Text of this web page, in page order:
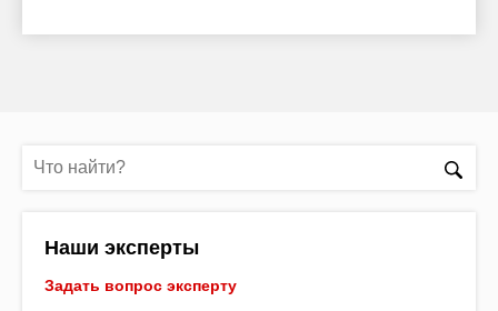
Наши эксперты
Задать вопрос эксперту